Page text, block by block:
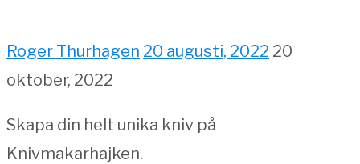
Roger Thurhagen 20 augusti, 2022 20
oktober, 2022
Skapa din helt unika kniv på
Knivmakarhajken.